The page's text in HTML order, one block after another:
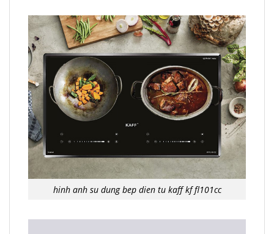
hinh anh su dung bep dien tu kaff kf fl101cc